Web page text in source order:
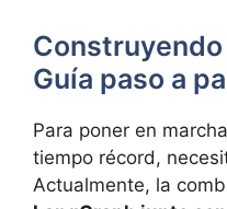
Guía paso a
Para poner en
tiempo récord,
Actualmente, la